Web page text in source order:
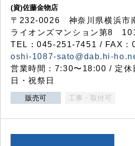
(資)佐藤金物店
〒232-0026 神奈川県横浜市
ライオンズマンション第8
TEL：045-251-7451 / FAX
oshi-1087-sato@dab.hi-
営業時間：7:30〜18:00 / 定休
日・祝祭日
販売可 工事・取付可